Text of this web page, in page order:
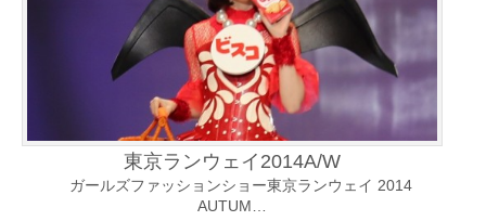
東京ランウェイ2014A/W
ガールズファッションショー東京ランウェイ 2014
AUTUM…